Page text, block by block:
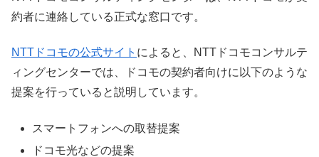
約者に連絡している正式な窓口です。
NTTドコモの公式サイト によると、NTTドコモコンサルテ
ィングセンターでは、ドコモの契約者向けに以下のような
提案を行っていると説明しています。
スマートフォンへの取替提案
ドコモ光などの提案